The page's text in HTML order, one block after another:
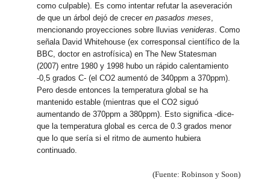
como culpable). Es como intentar refutar la aseveración
de que un árbol dejó de creceren pasados meses,
mencionando proyecciones sobre lluviasvenideras. Como
señala David Whitehouse (ex corresponsal científico de la
BBC, doctor en astrofísica) en The New Statesman
(2007) entre 1980 y 1998 hubo un rápido calentamiento
-0,5 grados C- (el CO2 aumentó de 340ppm a 370ppm).
Pero desde entonces la temperatura global se ha
mantenido estable (mientras que el CO2 siguó
aumentando de 370ppm a 380ppm). Esto significa -dice-
que la temperatura global es cerca de 0.3 grados menor
que lo que sería si el ritmo de aumento hubiera
continuado.
(Fuente: Robinson y Soon)